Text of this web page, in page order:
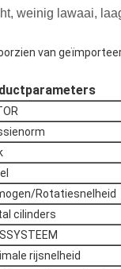
weinig lawaai,
van
Rotatiesnelheid
cilinders
rijsnelheid